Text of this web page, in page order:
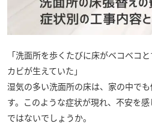
「洗面所を歩くたびに床がベコベコ
カビが生えていた」
湿気の多い洗面所の床は、家の中で
す。このような症状が現れ、不安を
ではないでしょうか。